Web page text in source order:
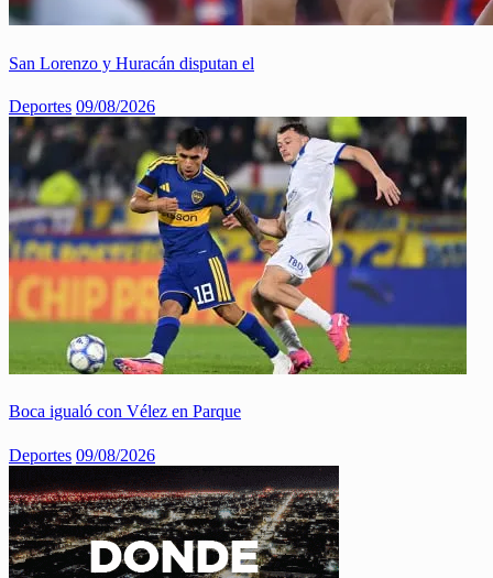
San Lorenzo y Huracán disputan el
Deportes 09/08/2026
Boca igualó con Vélez en Parque
Deportes 09/08/2026